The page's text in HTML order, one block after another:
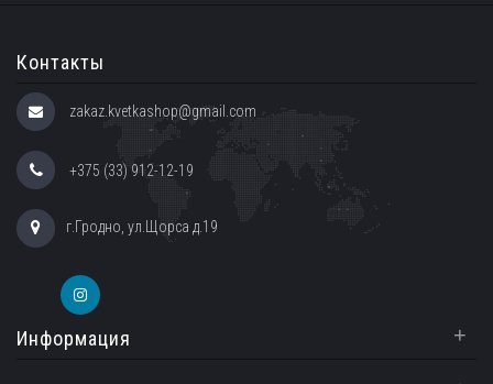
Контакты
zakaz.kvetkashop@gmail.com
+375 (33) 912-12-19
г.Гродно, ул.Щорса д.19
Информация +